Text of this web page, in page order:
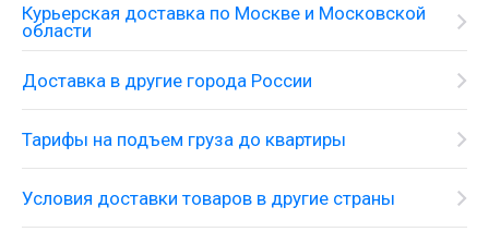
монтажное отверстие и принадлежностями
Курьерская доставка по Москве и Московской
области
Доставка в другие города России
Тарифы на подъем груза до квартиры
Условия доставки товаров в другие страны